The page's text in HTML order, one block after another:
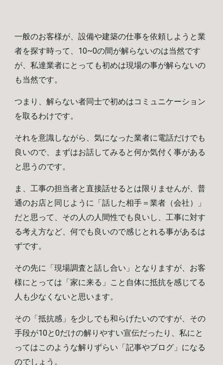
一般のお客様が、設備や建築の仕事を依頼しようと業
者を探す時って、10~0の間が解らないのは当然です
が、私達業者にとっても初めは現場の事が解らないの
も当然です。
つまり、解らない者同士で初めはコミュニケーション
を取るわけです。
それを意識しながら、気になった業者に電話だけでも
良いので、まずはお話してみると何か気付く事がある
と思うのです。
ま、工事の担当者と直接話せるとは限りませんが、普
通のお店と同じように「話した相手＝業者（会社）」
だと思って、その人の人間性でも良いし、工事に対す
る考え方など、何でも良いので感じとれる事があるは
ずです。
その先に「現場調査と話し合い」となりますが、お客
様にとっては「家に来る」こと自体に抵抗を感じてる
人も少なくないと思います。
その「抵抗感」を少しでも和らげたいのですが、その
手段が10と0だけの解りやすい宣伝だったり、私にと
ってはこのような解りずらい「記事やブログ」になる
のでしょう。